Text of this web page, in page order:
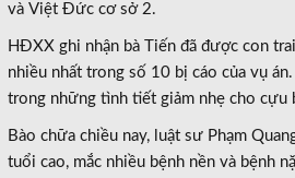
và Việt Đức cơ sở 2.
HĐXX ghi nhận bà Tiến đã được con
nhiều nhất trong số 10 bị cáo của vụ
trong những tình tiết giảm nhẹ cho cựu
Bào chữa chiều nay, luật sư Phạm
tuổi cao, mắc nhiều bệnh nền và bệnh